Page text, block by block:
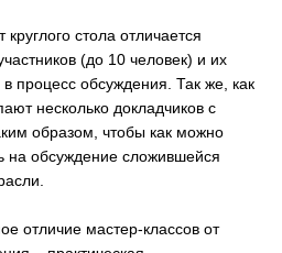
стола отличается
(до 10 человек) и их
процесс обсуждения. Так же, как
несколько докладчиков с
образом, чтобы как можно
на обсуждение сложившейся
отличие мастер-классов от